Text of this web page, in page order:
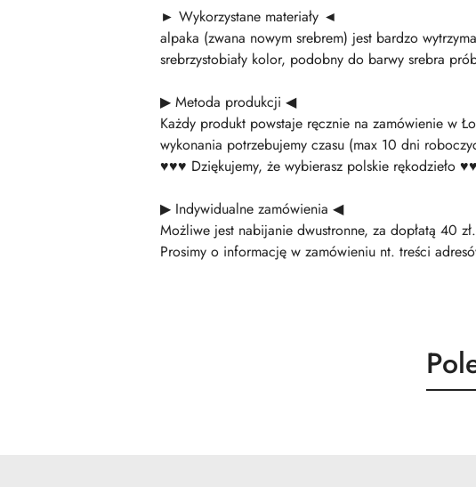
► Wykorzystane materiały ◄
alpaka (zwana nowym srebrem) jest bardzo
srebrzystobiały kolor, podobny do barwy srebra
▶ Metoda produkcji ◀
Każdy produkt powstaje ręcznie na zamówienie w
wykonania potrzebujemy czasu (max 10 dni
♥♥♥ Dziękujemy, że wybierasz polskie rękodzieło
▶ Indywidualne zamówienia ◀
Możliwe jest nabijanie dwustronne, za dopłatą 40
Prosimy o informację w zamówieniu nt. treści
o